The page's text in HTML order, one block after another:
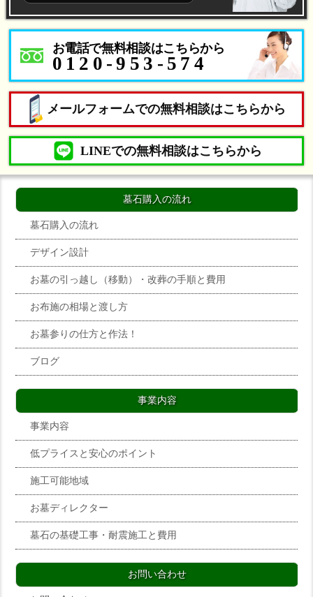
お電話で無料相談はこちらから
0120-953-574
メールフォームでの無料相談はこちらから
LINEでの無料相談はこちらから
墓石購入の流れ
墓石購入の流れ
デザイン設計
お墓の引っ越し（移動）・改葬の手順と費用
お布施の相場と渡し方
お墓参りの仕方と作法！
ブログ
事業内容
事業内容
低プライスと安心のポイント
施工可能地域
お墓ディレクター
墓石の基礎工事・耐震施工と費用
お問い合わせ